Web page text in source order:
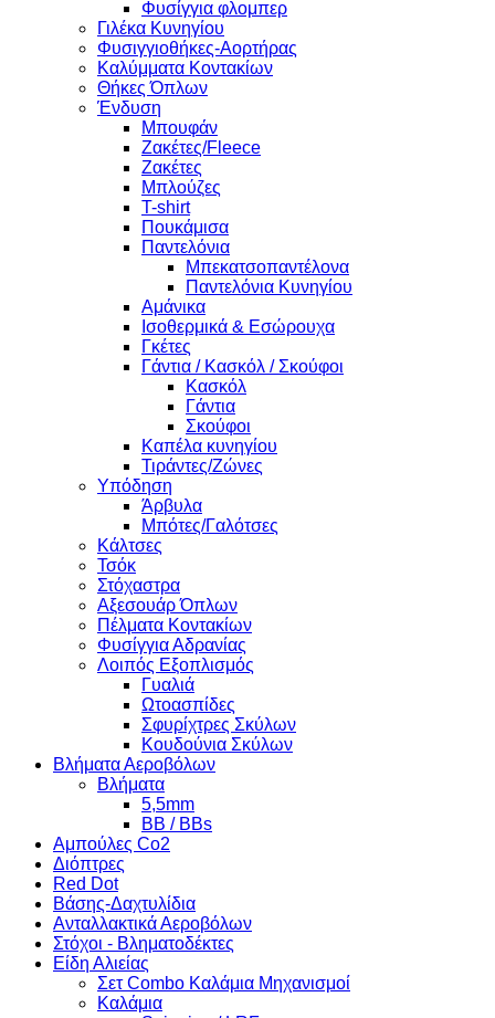
Φυσίγγια φλομπερ
Γιλέκα Κυνηγίου
Φυσιγγιοθήκες-Αορτήρας
Καλύμματα Κοντακίων
Θήκες Όπλων
Ένδυση
Μπουφάν
Ζακέτες/Fleece
Ζακέτες
Μπλούζες
T-shirt
Πουκάμισα
Παντελόνια
Μπεκατσοπαντέλονα
Παντελόνια Κυνηγίου
Αμάνικα
Ισοθερμικά & Εσώρουχα
Γκέτες
Γάντια / Κασκόλ / Σκούφοι
Κασκόλ
Γάντια
Σκούφοι
Καπέλα κυνηγίου
Τιράντες/Ζώνες
Υπόδηση
Άρβυλα
Μπότες/Γαλότσες
Κάλτσες
Τσόκ
Στόχαστρα
Αξεσουάρ Όπλων
Πέλματα Κοντακίων
Φυσίγγια Αδρανίας
Λοιπός Εξοπλισμός
Γυαλιά
Ωτοασπίδες
Σφυρίχτρες Σκύλων
Κουδούνια Σκύλων
Βλήματα Αεροβόλων
Βλήματα
5,5mm
BB / BBs
Αμπούλες Co2
Διόπτρες
Red Dot
Βάσης-Δαχτυλίδια
Ανταλλακτικά Αεροβόλων
Στόχοι - Βληματοδέκτες
Είδη Αλιείας
Σετ Combo Καλάμια Μηχανισμοί
Καλάμια